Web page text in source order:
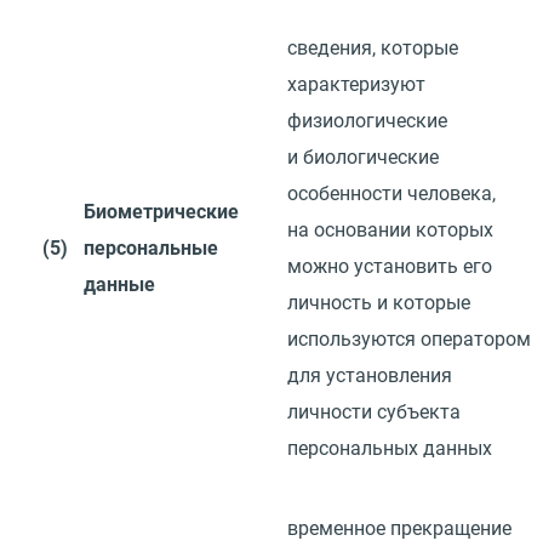
(5)
Биометрические
персональные
данные
сведения, которые
характеризуют
физиологические
и биологические
особенности человека,
на основании которых
можно установить его
личность и которые
используются оператором
для установления
личности субъекта
персональных данных
временное прекращение